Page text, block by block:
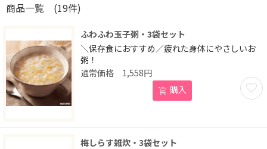
商品一覧 (19件)
ふわふわ玉子粥・3袋セット
＼保存食におすすめ／疲れた身体にやさしいお
粥！
お気
1,558円
購入
梅しらす雑炊・3袋セット